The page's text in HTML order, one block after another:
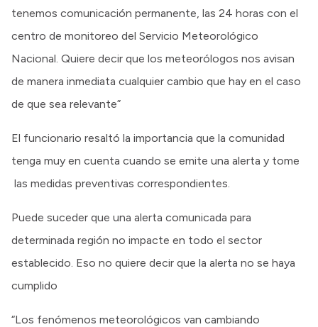
tenemos comunicación permanente, las 24 horas con el
centro de monitoreo del Servicio Meteorológico
Nacional. Quiere decir que los meteorólogos nos avisan
de manera inmediata cualquier cambio que hay en el caso
de que sea relevante”
El funcionario resaltó la importancia que la comunidad
tenga muy en cuenta cuando se emite una alerta y tome
las medidas preventivas correspondientes.
Puede suceder que una alerta comunicada para
determinada región no impacte en todo el sector
establecido. Eso no quiere decir que la alerta no se haya
cumplido
“Los fenómenos meteorológicos van cambiando